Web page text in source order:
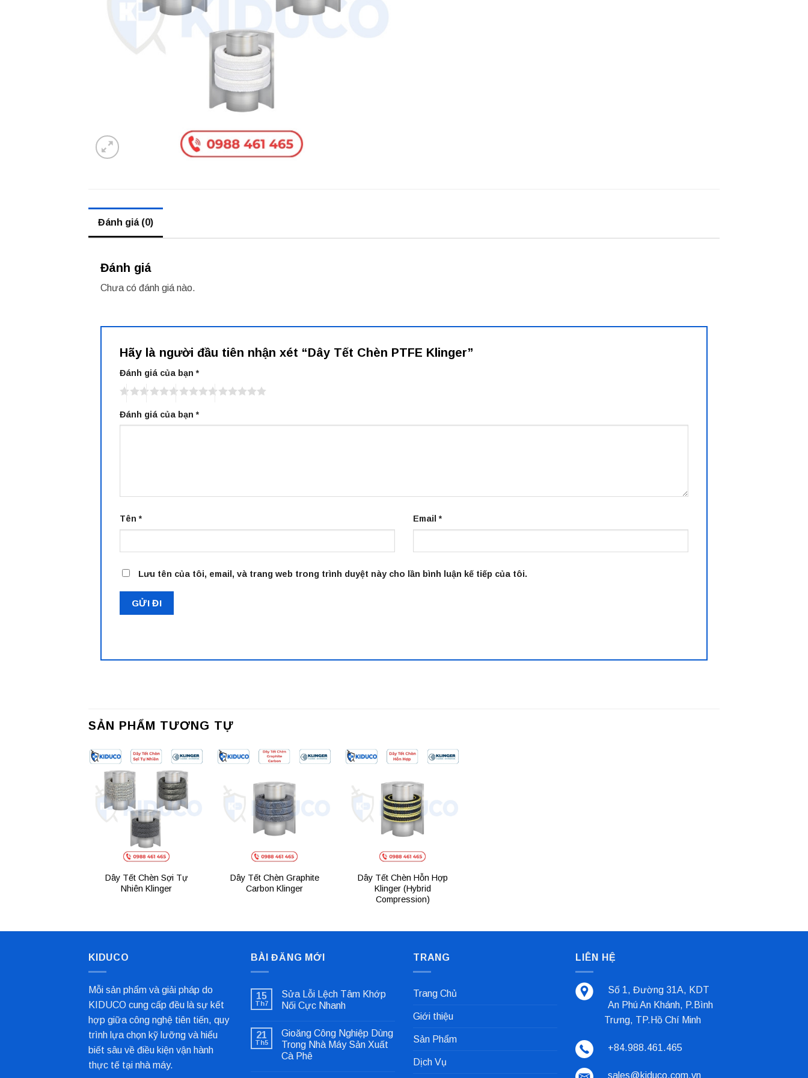
Đánh giá (0)
Đánh giá
Chưa có đánh giá nào.
Hãy là người đầu tiên nhận xét “Dây Tết Chèn PTFE Klinger”
Đánh giá của bạn*
Đánh giá của bạn*
Tên* Email*
Lưu tên của tôi, email, và trang web trong trình duyệt này cho lần bình luận kế tiếp của tôi.
SẢN PHẨM TƯƠNG TỰ
Add to
wishlist
Dây Tết Chèn Sợi Tự
Nhiên Klinger
Dây Tết Chèn Graphite
Carbon Klinger
Dây Tết Chèn Hỗn Hợp
Klinger (Hybrid
Compression)
KIDUCO
Mỗi sản phẩm và giải pháp do
KIDUCO cung cấp đều là sự kết
hợp giữa công nghệ tiên tiến, quy
trình lựa chọn kỹ lưỡng và hiểu
biết sâu về điều kiện vận hành
thực tế tại nhà máy.
BÀI ĐĂNG MỚI
15
Th7
Sửa Lỗi Lệch Tâm Khớp
Nối Cực Nhanh
bình
luận
ở
Sửa
21
Th5
Gioăng Công Nghiệp Dùng
Trong Nhà Máy Sản Xuất
Cà Phê
TRANG
Trang Chủ
Giới thiệu
Sản Phẩm
Dịch Vụ
LIÊN HỆ
Số 1, Đường 31A, KDT
An Phú An Khánh, P.Bình
Trưng, TP.Hồ Chí Minh
+84.988.461.465
sales@kiduco.com.vn